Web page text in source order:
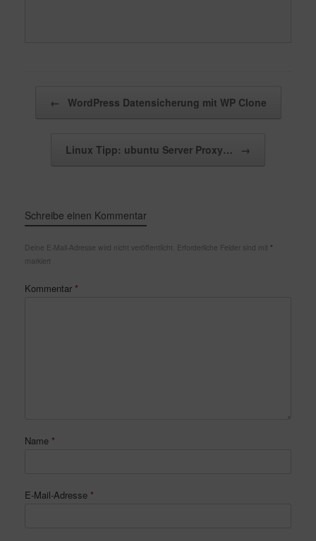
← WordPress Datensicherung mit WP Clone
Linux Tipp: ubuntu Server Proxy… →
Schreibe einen Kommentar
Deine E-Mail-Adresse wird nicht veröffentlicht. Erforderliche Felder sind mit *
markiert
Kommentar *
Name *
E-Mail-Adresse *